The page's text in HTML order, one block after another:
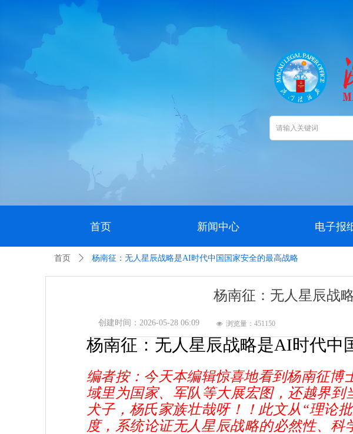
首页 新闻中心 电子报
杨南征：无人星辰战
杨南征： 无人星辰战略是AI时代中
编者按：今天本编辑惊喜地看到杨南征博
域里为国家、军队等大展宏图，还越界
犬子，杨氏家族壮哉呀！！此文从“理论
度，系统论证无人星辰战略的必然性、
创建时间： 2026-05-28 06:09 넶 浏览量：451150
首页 ꄲ 杨南征：无人星辰战略是AI时代中国国家安全的最高战略